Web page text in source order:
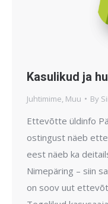
Kasulikud ja
Juhtimime, Muu By
Ettevõtte üldinfo
ostingust näeb
eest näeb ka
Nimepäring – siin
on soov uut